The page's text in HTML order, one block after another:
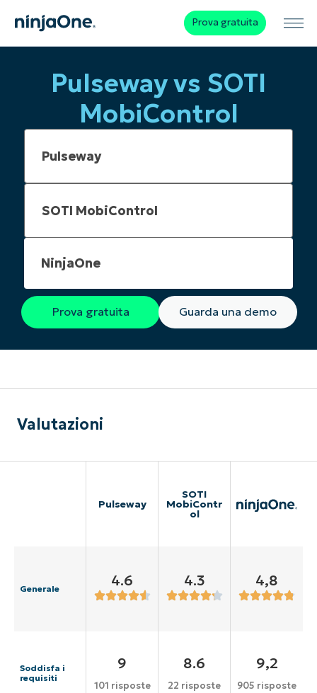
Prova gratuita
Pulseway vs SOTI
MobiControl
NinjaOne
Prova gratuita Guarda una demo
Valutazioni
Pulseway
SOTI
MobiContr
ol
Generale 4.6 4.3 4,8
Soddisfa i
requisiti
9
101 risposte
8.6
22 risposte
9,2
905 risposte